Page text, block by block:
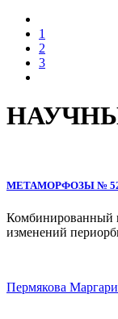
1
2
3
МЕТАМОРФОЗЫ № 52
Комбинированный
изменений
Пермякова